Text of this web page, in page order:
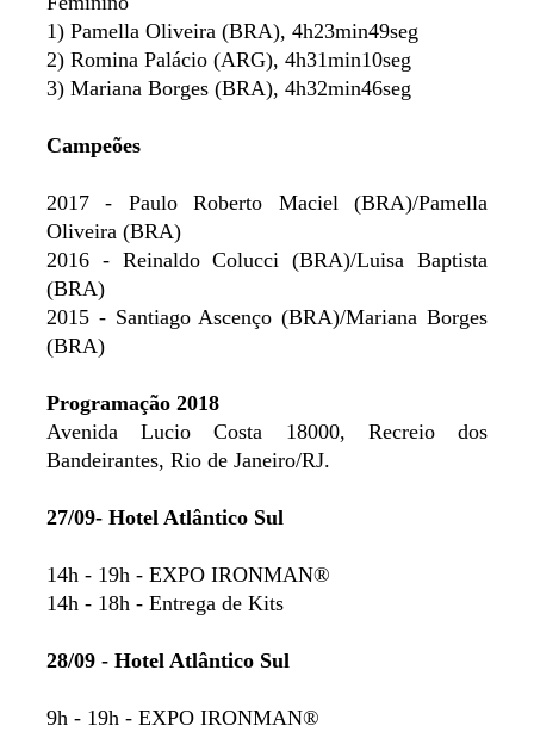
1) Pamella Oliveira (BRA), 4h23min49seg
2) Romina Palácio (ARG), 4h31min10seg
3) Mariana Borges (BRA), 4h32min46seg
Campeões
2017 - Paulo Roberto Maciel (BRA)/Pamella
Oliveira (BRA)
2016 - Reinaldo Colucci (BRA)/Luisa Baptista
(BRA)
2015 - Santiago Ascenço (BRA)/Mariana Borges
(BRA)
Programação 2018
Avenida Lucio Costa 18000, Recreio dos
Bandeirantes, Rio de Janeiro/RJ.
27/09- Hotel Atlântico Sul
14h - 19h - EXPO IRONMAN®
14h - 18h - Entrega de Kits
28/09 - Hotel Atlântico Sul
9h - 19h - EXPO IRONMAN®